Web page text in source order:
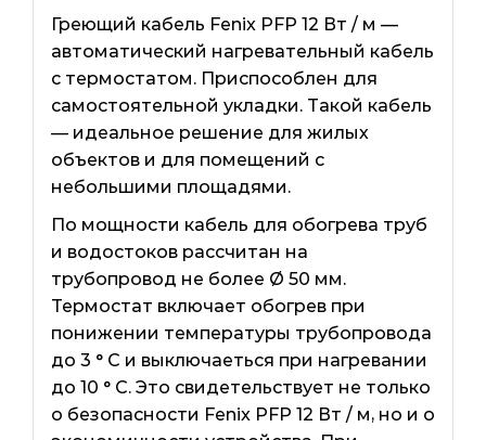
Греющий кабель Fenix ​​PFP 12 Вт / м —
автоматический нагревательный кабель
с термостатом. Приспособлен для
самостоятельной укладки. Такой кабель
— идеальное решение для жилых
объектов и для помещений с
небольшими площадями.
По мощности кабель для обогрева труб
и водостоков рассчитан на
трубопровод не более Ø 50 мм.
Термостат включает обогрев при
понижении температуры трубопровода
до 3 ° C и выключаеться при нагревании
до 10 ° C. Это свидетельствует не только
о безопасности Fenix ​​PFP 12 Вт / м, но и о